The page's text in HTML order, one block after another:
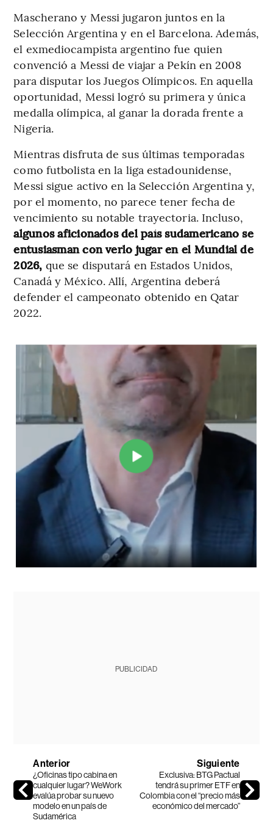
Mascherano y Messi jugaron juntos en la
Selección Argentina y en el Barcelona. Además,
el exmediocampista argentino fue quien
convenció a Messi de viajar a Pekín en 2008
para disputar los Juegos Olímpicos. En aquella
oportunidad, Messi logró su primera y única
medalla olímpica, al ganar la dorada frente a
Nigeria.
Mientras disfruta de sus últimas temporadas
como futbolista en la liga estadounidense,
Messi sigue activo en la Selección Argentina y,
por el momento, no parece tener fecha de
vencimiento su notable trayectoria. Incluso,
algunos aficionados del país sudamericano se
entusiasman con verlo jugar en el Mundial de
2026, que se disputará en Estados Unidos,
Canadá y México. Allí, Argentina deberá
defender el campeonato obtenido en Qatar
2022.
PUBLICIDAD
Anterior
¿Oficinas tipo cabina en
cualquier lugar? WeWork
evalúa probar su nuevo
modelo en un país de
Sudamérica
Siguiente
Exclusiva: BTG Pactual
tendrá su primer ETF en
Colombia con el “precio más
económico del mercado”